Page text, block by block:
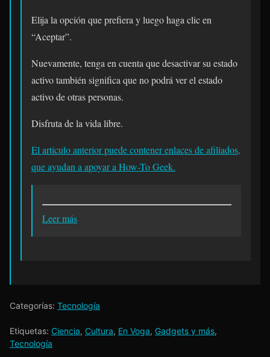
Elija la opción que prefiera y luego haga clic en
“Aceptar”.
Nuevamente, tenga en cuenta que desactivar su estado
activo también significa que no podrá ver el estado
activo de otras personas.
Disfruta de la vida libre.
El artículo anterior puede contener enlaces de afiliados,
que ayudan a apoyar a How-To Geek.
Leer más
Categorías: Tecnología
Etiquetas: Ciencia, Cultura, En Voga, Gadgets y más,
Tecnología